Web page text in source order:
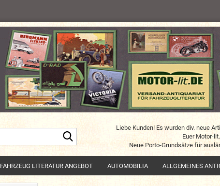
Liebe Kunden! Es wurden div. neue
Euer Motor-
Neue Porto-Grundsätze für
FAHRZEUG LITERATUR ANGEBOT AUTOMOBILIA ALLGEMEINES